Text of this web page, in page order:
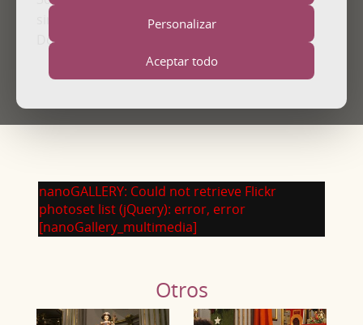
Personalizar
Aceptar todo
sirvieron para dar becas a niños de República
Dominicana.
nanoGALLERY: Could not retrieve Flickr
photoset list (jQuery): error, error
[nanoGallery_multimedia]
Otros